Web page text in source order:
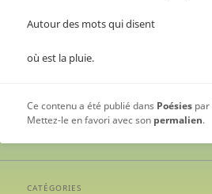
Autour des mots qui disent
où est la pluie.
Ce contenu a été publié dans Poésies par
Mettez-le en favori avec son permalien.
CATÉGORIES